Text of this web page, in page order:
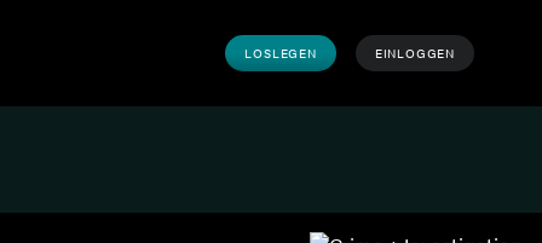
LOSLEGEN EINLOGGEN